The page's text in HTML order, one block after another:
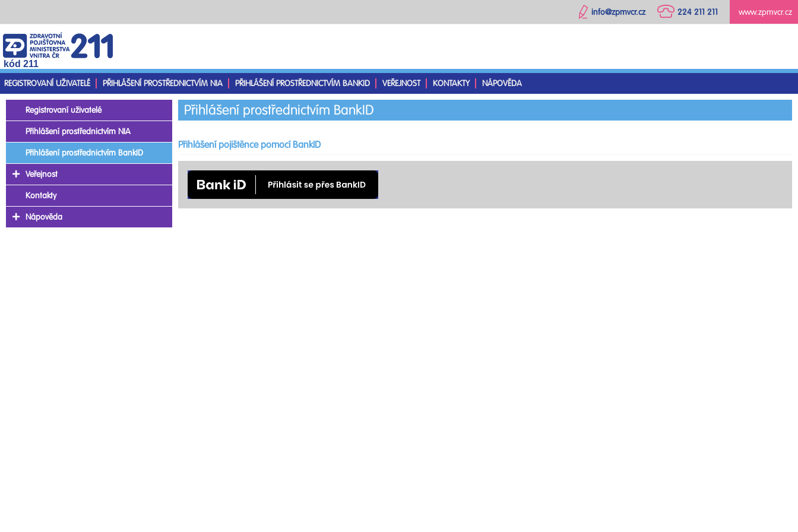
www.zpmvcr.cz
224 211 211
info@zpmvcr.cz
kód 211
REGISTROVANÍ UŽIVATELÉ
PŘIHLÁŠENÍ PROSTŘEDNICTVÍM NIA PŘIHLÁŠENÍ PROSTŘEDNICTVÍM BANKID VEŘEJNOST KONTAKTY NÁPOVĚDA
Přihlášení prostřednictvím BankID
Přihlášení pojištěnce pomocí BankID
Registrovaní uživatelé
Přihlášení prostřednictvím NIA
Přihlášení prostřednictvím BankID
Veřejnost
Kontakty
Nápověda